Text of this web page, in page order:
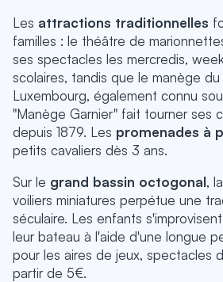
Les attractions traditionnelles
familles : le théâtre de
ses spectacles les mercredis,
scolaires, tandis que le manège
Luxembourg, également connu
"Manège Garnier" fait tourner ses
depuis 1879. Les promenades à
petits cavaliers dès 3 ans.
Sur le grand bassin octogonal,
voiliers miniatures perpétue une
séculaire. Les enfants
leur bateau à l'aide d'une longue
pour les aires de jeux, spectacles
partir de 5€.